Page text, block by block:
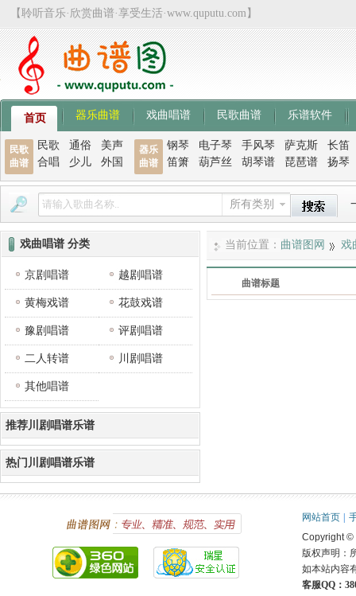
【聆听音乐·欣赏曲谱·享受生活·www.quputu.com】
首页 器乐曲谱 戏曲唱谱 民歌曲谱 乐谱软件
民歌
曲谱
民歌 通俗
美声
合唱
少儿 外国
器乐
曲谱
钢琴 电子琴 手风琴 萨克斯
长笛
笛箫
葫芦丝 胡琴谱 琵琶谱 扬琴
所有类别
当前位置： 曲谱图网 戏
曲谱标题
戏曲唱谱 分类
京剧唱谱 越剧唱谱
黄梅戏谱 花鼓戏谱
豫剧唱谱 评剧唱谱
二人转谱 川剧唱谱
其他唱谱
推荐川剧唱谱乐谱
热门川剧唱谱乐谱
网站首页
Copyright ©
版权声明：
如本站内容
客服QQ：